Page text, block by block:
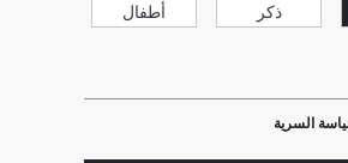
ذكر أطفال
السرية